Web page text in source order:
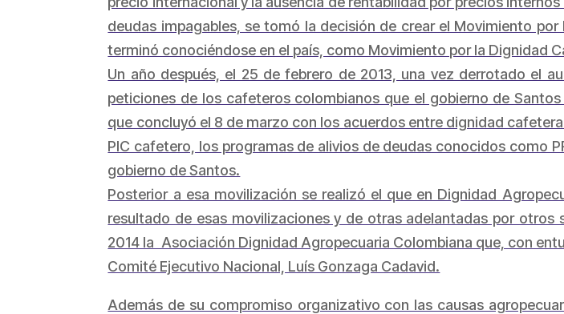
deudas impagables, se tomó la decisión de crear el Movimiento
terminó conociéndose en el país, como Movimiento por la Dignidad
Un año después, el 25 de febrero de 2013, una vez derrotado el
peticiones de los cafeteros colombianos que el gobierno de
que concluyó el 8 de marzo con los acuerdos entre dignidad
PIC cafetero, los programas de alivios de deudas conocidos como
gobierno de Santos.
Posterior a esa movilización se realizó el que en Dignidad
resultado de esas movilizaciones y de otras adelantadas por
2014 la Asociación Dignidad Agropecuaria Colombiana que, con
Comité Ejecutivo Nacional, Luís Gonzaga Cadavid.
Además de su compromiso organizativo con las causas